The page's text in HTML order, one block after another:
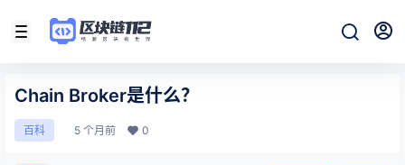
Chain Broker是什么？
百科 5 个月前 0